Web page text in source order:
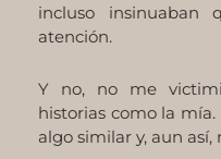
incluso insinuaban
atención.
Y no, no me
historias como la
algo similar y, aun así,